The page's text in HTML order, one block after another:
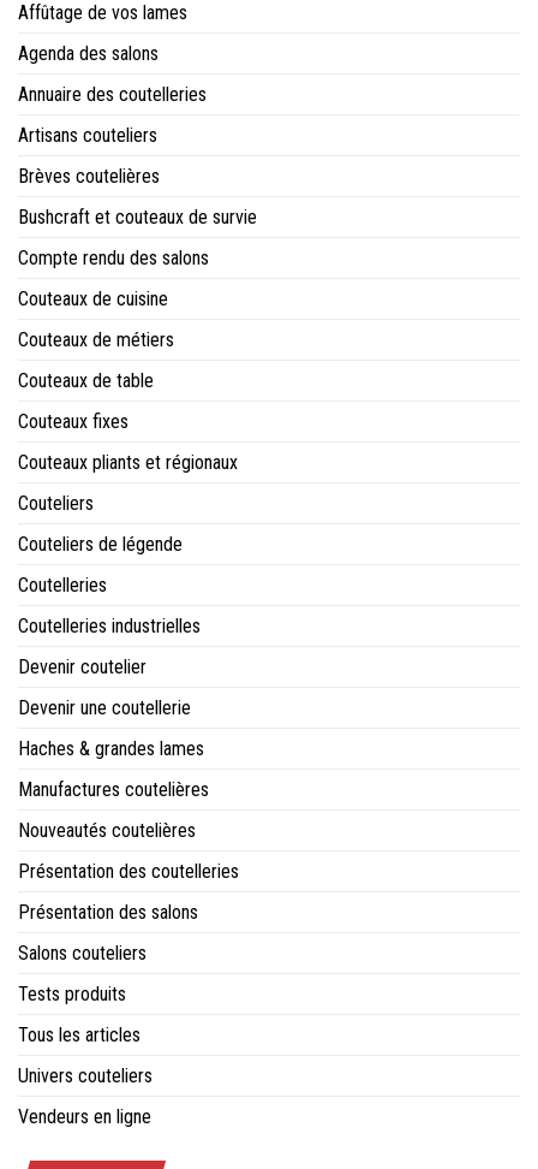
Affûtage de vos lames
Agenda des salons
Annuaire des coutelleries
Artisans couteliers
Brèves coutelières
Bushcraft et couteaux de survie
Compte rendu des salons
Couteaux de cuisine
Couteaux de métiers
Couteaux de table
Couteaux fixes
Couteaux pliants et régionaux
Couteliers
Couteliers de légende
Coutelleries
Coutelleries industrielles
Devenir coutelier
Devenir une coutellerie
Haches & grandes lames
Manufactures coutelières
Nouveautés coutelières
Présentation des coutelleries
Présentation des salons
Salons couteliers
Tests produits
Tous les articles
Univers couteliers
Vendeurs en ligne